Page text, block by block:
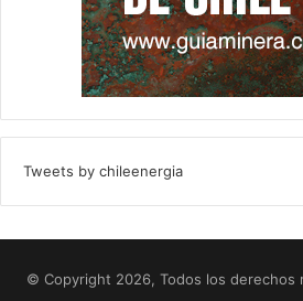
Tweets by chileenergia
© Copyright 2026, Todos los